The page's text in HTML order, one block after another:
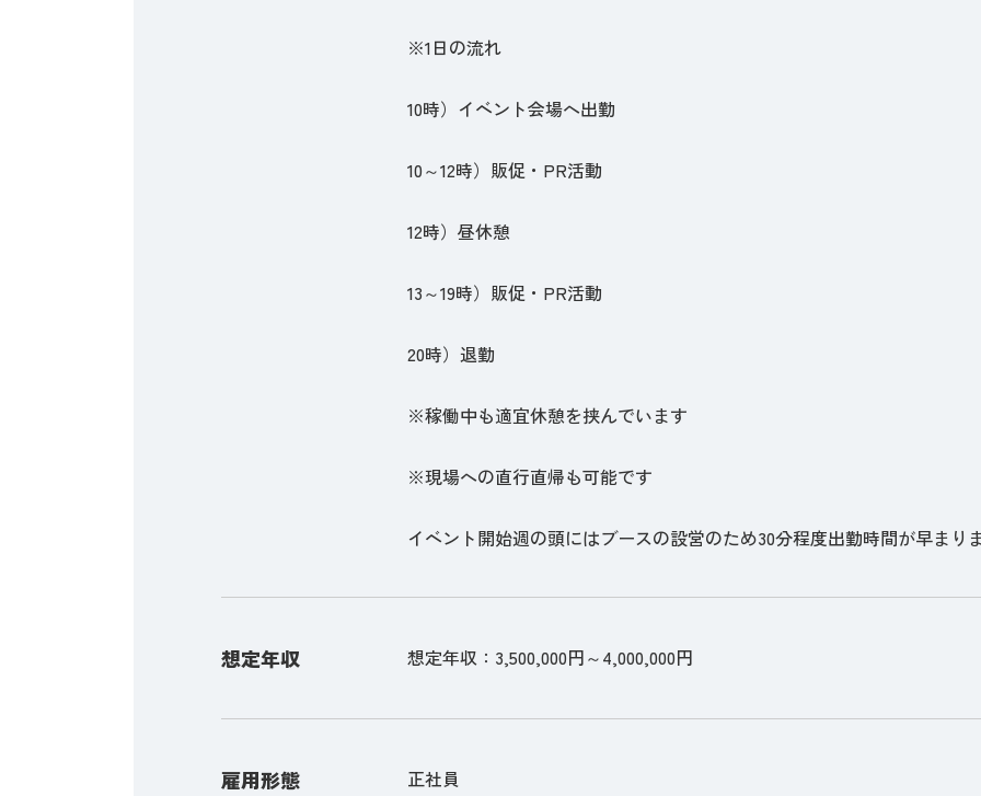
※1日の流れ
10時）イベント会場へ出勤
10～12時）販促・PR活動
12時）昼休憩
13～19時）販促・PR活動
20時）退勤
※稼働中も適宜休憩を挟んでいます
※現場への直行直帰も可能です
イベント開始週の頭にはブースの設営のため30分程度出勤時間が早まり
想定年収 想定年収：3,500,000円～4,000,000円
雇用形態 正社員